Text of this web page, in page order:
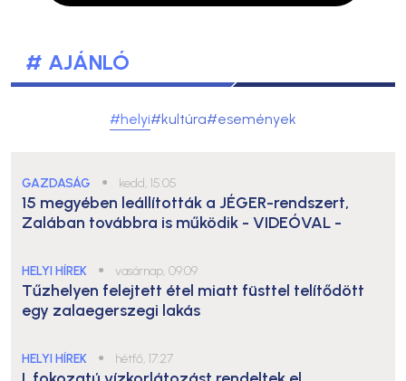
# AJÁNLÓ
#helyi#kultúra#események
GAZDASÁG ● kedd, 15:05
15 megyében leállították a JÉGER-rendszert,
Zalában továbbra is működik - VIDEÓVAL -
HELYI HÍREK ● vasárnap, 09:09
Tűzhelyen felejtett étel miatt füsttel telítődött
egy zalaegerszegi lakás
HELYI HÍREK ● hétfő, 17:27